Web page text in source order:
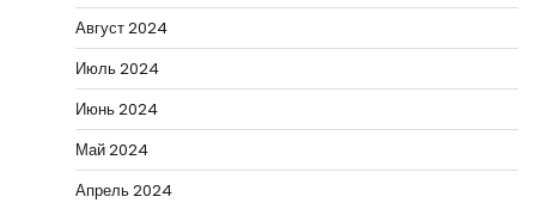
Август 2024
Июль 2024
Июнь 2024
Май 2024
Апрель 2024